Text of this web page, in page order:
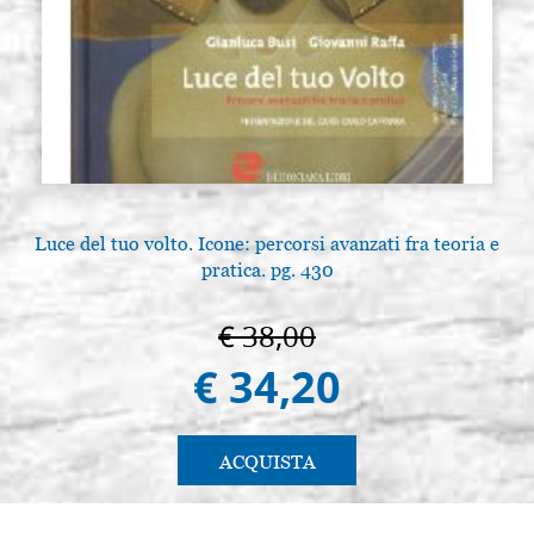
Luce del tuo volto. Icone: percorsi avanzati fra teoria e
pratica. pg. 430
€ 38,00
€ 34,20
ACQUISTA